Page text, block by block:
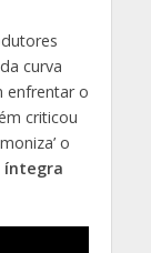
curva
enfrentar o
criticou
o
íntegra